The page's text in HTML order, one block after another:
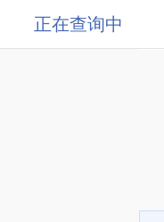
正在查询中